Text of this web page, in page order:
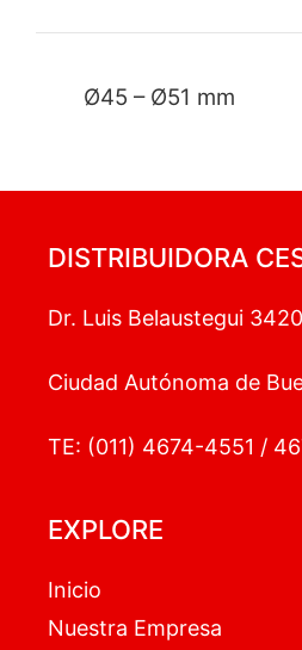
Ø45 – Ø51 mm
DISTRIBUIDORA
Dr. Luis Belaustegui
Ciudad Autónoma de
TE: (011) 4674-4551 /
EXPLORE
Inicio
Nuestra Empresa